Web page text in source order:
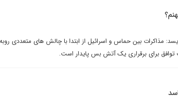
مذاکرات بین حماس و اسرائیل از ابتدا با چالش های متعددی
توافق برای برقراری یک آتش بس پایدار است.